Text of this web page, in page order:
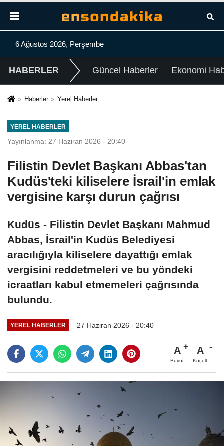
6 Ağustos 2026, Perşembe
HABERLER Güncel Haberler Ekonomi
Haberler Yerel Haberler
YEREL HABERLER
Yayınlanma: 27 Haziran 2026 - 20:40
Filistin Devlet Başkanı Abbas'tan
Kudüs'teki kiliselere İsrail'in emlak
vergisine karşı durun çağrısı
Kudüs - Filistin Devlet Başkanı Mahmud
Abbas, İsrail'in Kudüs Belediyesi
aracılığıyla kiliselere dayattığı emlak
vergisini reddetmeleri ve bu yöndeki
icraatları kabul etmemeleri çağrısında
bulundu.
YEREL HABERLER 27 Haziran 2026 - 20:40
A
Büyüt
A
Küçült